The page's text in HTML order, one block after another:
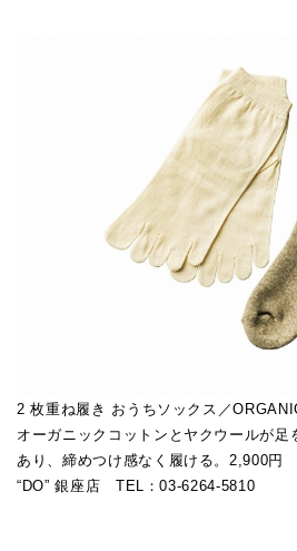
2 枚重ね履き おうちソックス／
オーガニックコットンとヤクウールが足
あり、締めつけ感なく履ける。2,900
“DO” 銀座店 TEL：03-6264-5810